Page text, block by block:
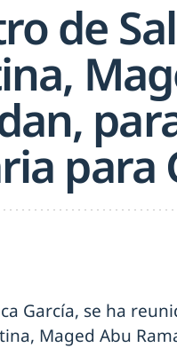
de
para
García, se ha
Maged Abu